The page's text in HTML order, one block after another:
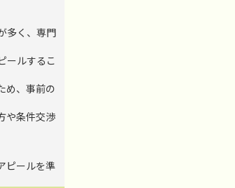
多く、専門
ールするこ
め、事前の
や条件交渉
ピールを準